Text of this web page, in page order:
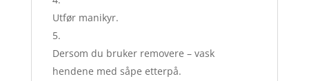
Utfør manikyr.
Dersom du bruker removere – vask
hendene med såpe etterpå.